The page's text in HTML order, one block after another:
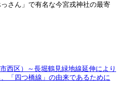
さん」で有名な今宮戎神社の最寄